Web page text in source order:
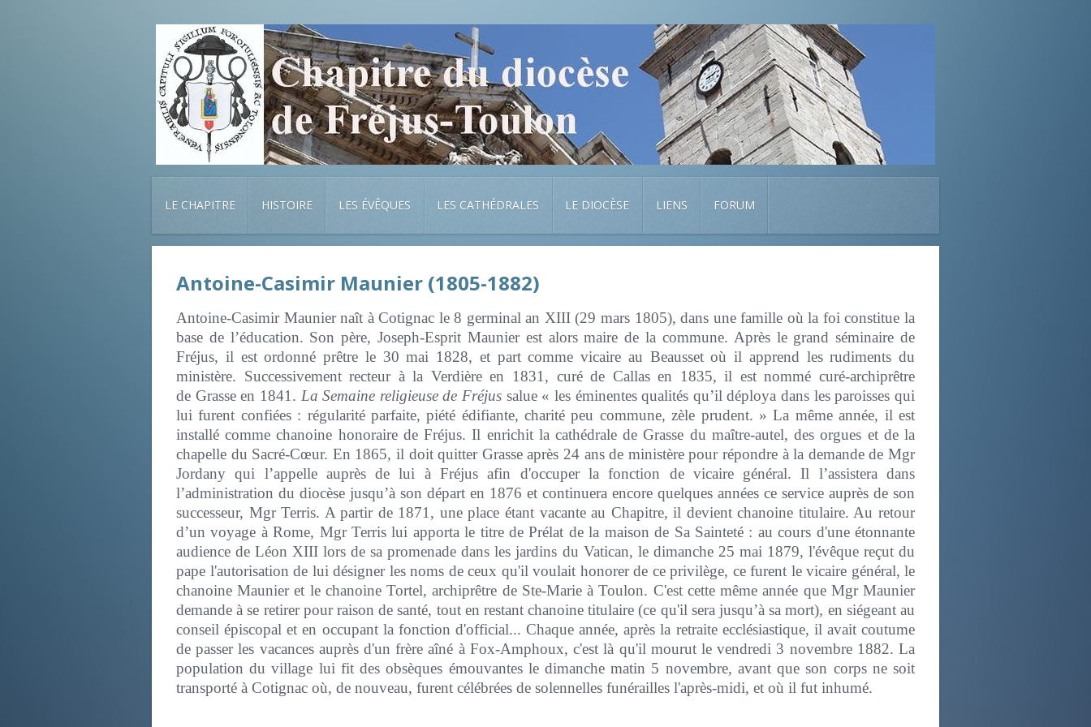
LE CHAPITRE HISTOIRE LES ÉVÊQUES LES CATHÉDRALES LE DIOCÈSE LIENS FORUM
Antoine-Casimir Maunier (1805-1882)
Antoine-Casimir Maunier naît à Cotignac le 8 germinal an XIII (29 mars 1805), dans une famille où la foi constitue la
base de l’éducation. Son père, Joseph-Esprit Maunier est alors maire de la commune. Après le grand séminaire de
Fréjus, il est ordonné prêtre le 30 mai 1828, et part comme vicaire au Beausset où il apprend les rudiments du
ministère. Successivement recteur à la Verdière en 1831, curé de Callas en 1835, il est nommé curé-archiprêtre
de Grasse en 1841. La Semaine religieuse de Fréjus salue « les éminentes qualités qu’il déploya dans les paroisses qui
lui furent confiées : régularité parfaite, piété édifiante, charité peu commune, zèle prudent. » La même année, il est
installé comme chanoine honoraire de Fréjus. Il enrichit la cathédrale de Grasse du maître-autel, des orgues et de la
chapelle du Sacré-Cœur. En 1865, il doit quitter Grasse après 24 ans de ministère pour répondre à la demande de Mgr
Jordany qui l’appelle auprès de lui à Fréjus afin d'occuper la fonction de vicaire général. Il l’assistera dans
l’administration du diocèse jusqu’à son départ en 1876 et continuera encore quelques années ce service auprès de son
successeur, Mgr Terris. A partir de 1871, une place étant vacante au Chapitre, il devient chanoine titulaire. Au retour
d’un voyage à Rome, Mgr Terris lui apporta le titre de Prélat de la maison de Sa Sainteté : au cours d'une étonnante
audience de Léon XIII lors de sa promenade dans les jardins du Vatican, le dimanche 25 mai 1879, l'évêque reçut du
pape l'autorisation de lui désigner les noms de ceux qu'il voulait honorer de ce privilège, ce furent le vicaire général, le
chanoine Maunier et le chanoine Tortel, archiprêtre de Ste-Marie à Toulon. C'est cette même année que Mgr Maunier
demande à se retirer pour raison de santé, tout en restant chanoine titulaire (ce qu'il sera jusqu’à sa mort), en siégeant au
conseil épiscopal et en occupant la fonction d'official... Chaque année, après la retraite ecclésiastique, il avait coutume
de passer les vacances auprès d'un frère aîné à Fox-Amphoux, c'est là qu'il mourut le vendredi 3 novembre 1882. La
population du village lui fit des obsèques émouvantes le dimanche matin 5 novembre, avant que son corps ne soit
transporté à Cotignac où, de nouveau, furent célébrées de solennelles funérailles l'après-midi, et où il fut inhumé.